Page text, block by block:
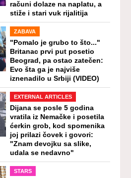
računi dolaze na naplatu, a
stiže i stari vuk rijalitija
ZABAVA
"Pomalo je grubo to što..."
Britanac prvi put posetio
Beograd, pa ostao zatečen:
Evo šta ga je najviše
iznenadilo u Srbiji (VIDEO)
EXTERNAL ARTICLES
Dijana se posle 5 godina
vratila iz Nemačke i posetila
ćerkin grob, kod spomenika
joj prilazi čovek i govori:
"Znam devojku sa slike,
udala se nedavno"
STARS